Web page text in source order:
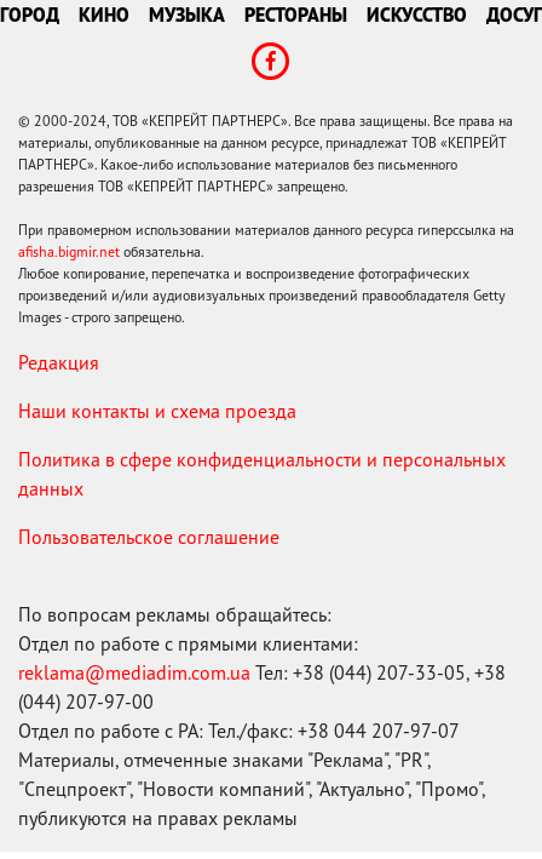
ГОРОД КИНО МУЗЫКА РЕСТОРАНЫ ИСКУССТВО ДОСУГ
© 2000-2024, ТОВ «КЕПРЕЙТ ПАРТНЕРС». Все права защищены. Все права на
материалы, опубликованные на данном ресурсе, принадлежат ТОВ «КЕПРЕЙТ
ПАРТНЕРС». Какое-либо использование материалов без письменного
разрешения ТОВ «КЕПРЕЙТ ПАРТНЕРС» запрещено.
При правомерном использовании материалов данного ресурса гиперссылка на
afisha.bigmir.net обязательна.
Любое копирование, перепечатка и воспроизведение фотографических
произведений и/или аудиовизуальных произведений правообладателя Getty
Images - строго запрещено.
Редакция
Наши контакты и схема проезда
Политика в сфере конфиденциальности и персональных
данных
Пользовательское соглашение
По вопросам рекламы обращайтесь:
Отдел по работе с прямыми клиентами:
reklama@mediadim.com.ua Тел: +38 (044) 207-33-05, +38
(044) 207-97-00
Отдел по работе с РА: Тел./факс: +38 044 207-97-07
Материалы, отмеченные знаками "Реклама", "PR",
"Спецпроект", "Новости компаний", "Актуально", "Промо",
публикуются на правах рекламы